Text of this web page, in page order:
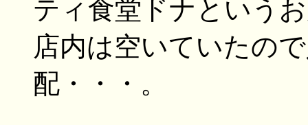
ティ食堂ドナという
店内は空いていたの
配・・・。